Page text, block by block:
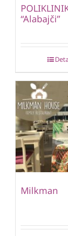
“Alabajči”
Milkman